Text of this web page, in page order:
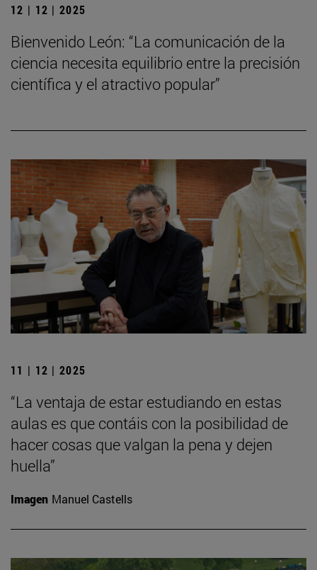
12 | 12 | 2025
Bienvenido León: “La comunicación de la
ciencia necesita equilibrio entre la precisión
científica y el atractivo popular”
11 | 12 | 2025
“La ventaja de estar estudiando en estas
aulas es que contáis con la posibilidad de
hacer cosas que valgan la pena y dejen
huella”
Imagen Manuel Castells